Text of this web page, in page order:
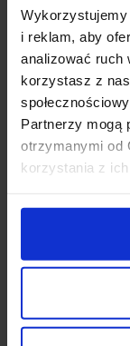
i reklam, aby
analizować ruch
korzystasz z
Partnerzy mogą
otrzymanymi od
korzystania z ich
klatek
Posiada
aktywowanego
soczewki
struktura
opatentowane
samym jej
Dane
Źródło
Barwa światła
Oddawanie
Zasilanie 220-